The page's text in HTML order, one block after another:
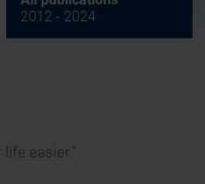
2012 - 2024
easier.”